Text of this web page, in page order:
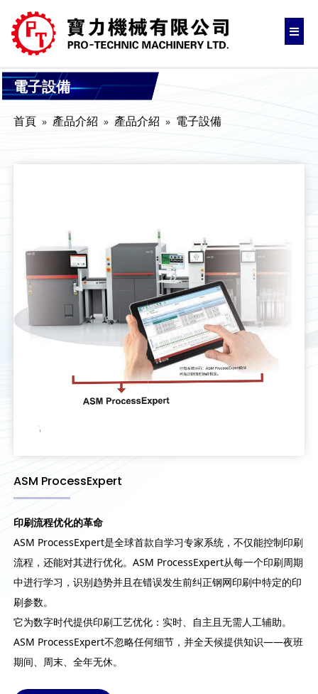
電子設備
首頁 產品介紹 產品介紹 電子設備
ASM ProcessExpert
印刷流程优化的革命
ASM ProcessExpert是全球首款自学习专家系统，不仅能控制印刷
流程，还能对其进行优化。ASM ProcessExpert从每一个印刷周期
中进行学习，识别趋势并且在错误发生前纠正钢网印刷中特定的印
刷参数。
它为数字时代提供印刷工艺优化：实时、自主且无需人工辅助。
ASM ProcessExpert不忽略任何细节，并全天候提供知识——夜班
期间、周末、全年无休。